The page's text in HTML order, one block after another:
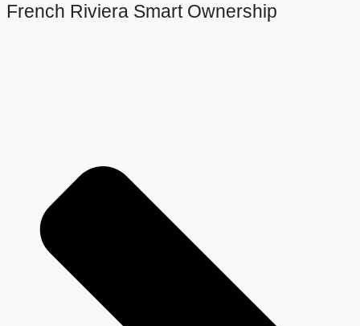
French Riviera Smart Ownership